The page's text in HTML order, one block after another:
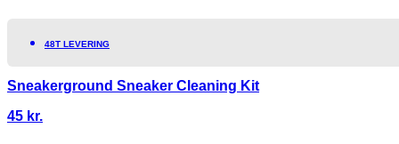
48T LEVERING
Sneakerground Sneaker Cleaning Kit
45 kr.